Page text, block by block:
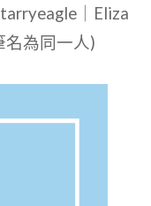
｜Eliza
名為同一人)